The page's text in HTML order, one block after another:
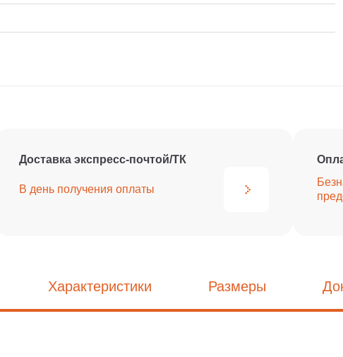
Доставка экспресс-почтой/ТК
В день получения оплаты
Характеристики Размеры